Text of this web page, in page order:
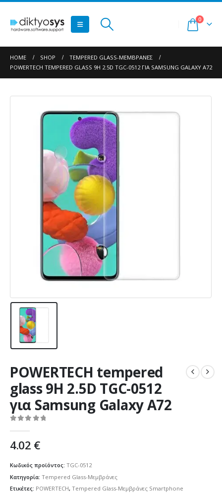
0
HOME SHOP
TEMPERED GLASS-ΜΕΜΒΡΆΝΕΣ
POWERTECH TEMPERED GLASS 9H 2.5D TGC-0512 ΓΙΑ SAMSUNG GALAXY A72
POWERTECH tempered
glass 9H 2.5D TGC-0512
για Samsung Galaxy A72
4.02 €
Κωδικός προϊόντος: TGC-0512
Κατηγορία: Tempered Glass-Μεμβράνες
Ετικέτες: POWERTECH, Tempered Glass-Μεμβράνες Smartphone